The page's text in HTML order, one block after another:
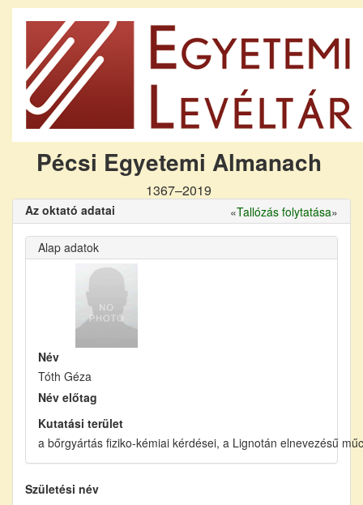
Pécsi Egyetemi Almanach
1367–2019
Az oktató adatai «Tallózás folytatása»
Alap adatok
Név
Tóth Géza
Név előtag
Kutatási terület
a bőrgyártás fiziko-kémiai kérdései, a Lignotán elnevezésű
Születési név